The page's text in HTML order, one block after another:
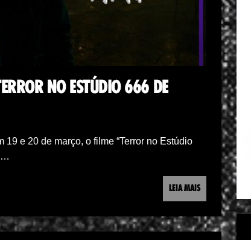
NO ESTÚDIO 666 DE
e 20 de março, o filme “Terror no Estúdio
LEIA MAIS